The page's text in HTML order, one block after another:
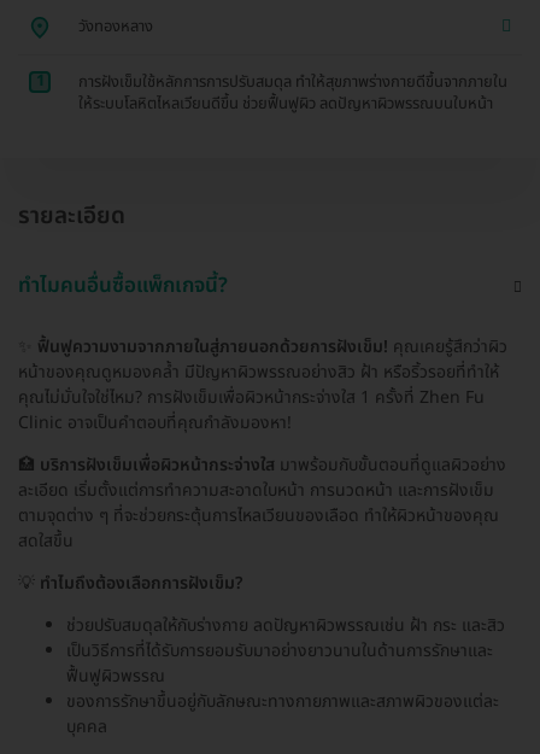
วังทองหลาง
1
การฝังเข็มใช้หลักการการปรับสมดุล ทำให้สุขภาพร่างกายดีขึ้นจากภายใน
ให้ระบบโลหิตไหลเวียนดีขึ้น ช่วยฟื้นฟูผิว ลดปัญหาผิวพรรณบนใบหน้า
รายละเอียด
ทำไมคนอื่นซื้อแพ็กเกจนี้?
ฟื้นฟูความงามจากภายในสู่ภายนอกด้วยการฝังเข็ม! คุณเคยรู้สึกว่าผิว
หน้าของคุณดูหมองคล้ำ มีปัญหาผิวพรรณอย่างสิว ฝ้า หรือริ้วรอยที่ทำให้
คุณไม่มั่นใจใช่ไหม? การฝังเข็มเพื่อผิวหน้ากระจ่างใส 1 ครั้งที่ Zhen Fu
Clinic อาจเป็นคำตอบที่คุณกำลังมองหา!
🏥 บริการฝังเข็มเพื่อผิวหน้ากระจ่างใส มาพร้อมกับขั้นตอนที่ดูแลผิวอย่าง
ละเอียด เริ่มตั้งแต่การทำความสะอาดใบหน้า การนวดหน้า และการฝังเข็ม
ตามจุดต่าง ๆ ที่จะช่วยกระตุ้นการไหลเวียนของเลือด ทำให้ผิวหน้าของคุณ
สดใสขึ้น
💡 ทำไมถึงต้องเลือกการฝังเข็ม?
ช่วยปรับสมดุลให้กับร่างกาย ลดปัญหาผิวพรรณเช่น ฝ้า กระ และสิว
เป็นวิธีการที่ได้รับการยอมรับมาอย่างยาวนานในด้านการรักษาและ
ฟื้นฟูผิวพรรณ
ของการรักษาขึ้นอยู่กับลักษณะทางกายภาพและสภาพผิวของแต่ละ
บุคคล